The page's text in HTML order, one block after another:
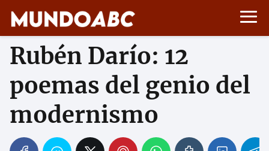
Rubén Darío: 12
poemas del genio del
modernismo